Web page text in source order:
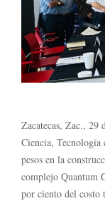
Zacatecas, Zac., 29
Ciencia,
pesos en la
complejo Quantum
por ciento del costo